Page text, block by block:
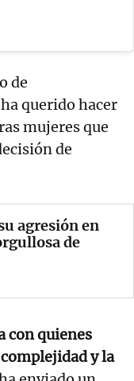
de
querido hacer
mujeres que
de
agresión en
de
con quienes
y la